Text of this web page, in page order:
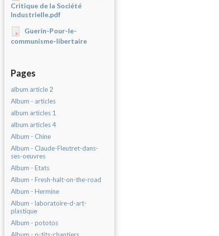
Critique de la Société
Industrielle.pdf
Guerin-Pour-le-
communisme-libertaire
Pages
album article 2
Album - articles
album articles 1
album articles 4
Album - Chine
Album - Claude-Fleutret-dans-
ses-oeuvres
Album - Etats
Album - Fresh-halt-on-the-road
Album - Hermine
Album - laboratoire-d-art-
plastique
Album - pototos